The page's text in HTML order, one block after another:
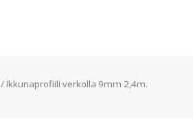
/ Ikkunaprofiili verkolla 9mm 2,4m.